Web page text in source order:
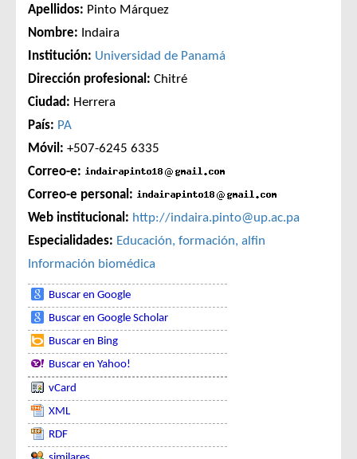
Apellidos: Pinto Márquez
Nombre: Indaira
Institución: Universidad de Panamá
Dirección profesional: Chitré
Ciudad: Herrera
País: PA
Móvil: +507-6245 6335
Correo-e:
Correo-e personal:
Web institucional: http://indaira.pinto@up.ac.pa
Especialidades: Educación, formación, alfin
Información biomédica
Buscar en Google
Buscar en Google Scholar
Buscar en Bing
Buscar en Yahoo!
vCard
XML
RDF